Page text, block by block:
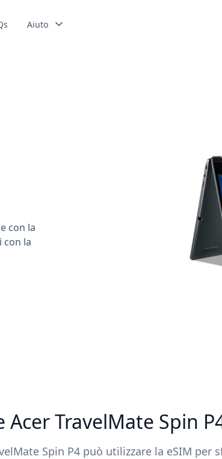
Aiuto
con la
con la
TravelMate Spin
Spin P4 può utilizzare la eSIM